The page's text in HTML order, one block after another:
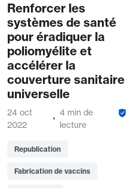
Renforcer les
systèmes de santé
pour éradiquer la
poliomyélite et
accélérer la
couverture sanitaire
universelle
24 oct
2022
4 min de
lecture
Republication
Fabrication de vaccins